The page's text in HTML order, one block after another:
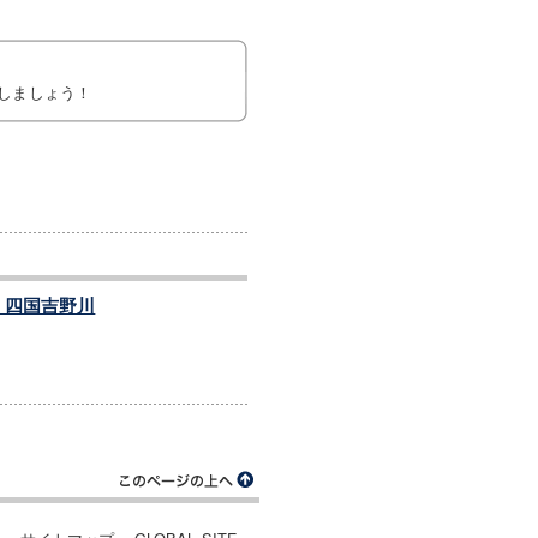
ましょう！
国吉野川